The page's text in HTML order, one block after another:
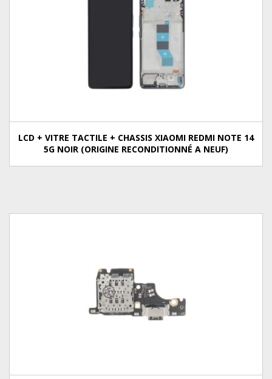
LCD + VITRE TACTILE + CHASSIS XIAOMI REDMI NOTE 14
5G NOIR (ORIGINE RECONDITIONNÉ A NEUF)